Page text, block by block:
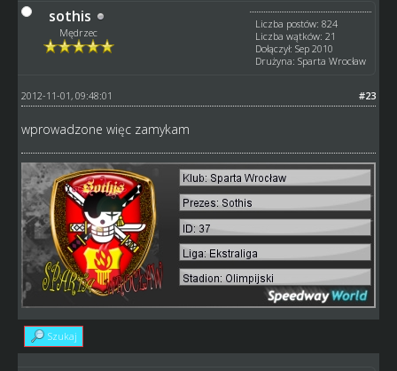
sothis
Mędrzec
Liczba postów: 824
Liczba wątków: 21
Dołączył: Sep 2010
Drużyna: Sparta Wrocław
#23
2012-11-01, 09:48:01
wprowadzone więc zamykam
Szukaj